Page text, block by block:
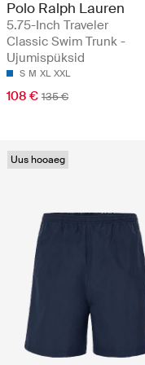
Polo Ralph Lauren
5.75-Inch Traveler
Classic Swim Trunk -
Ujumispüksid
S M XL XXL
108 € 135 €
Uus hooaeg